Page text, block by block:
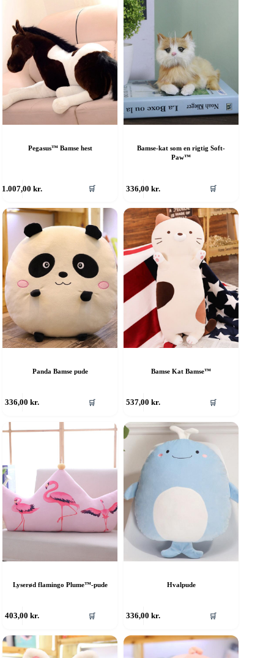
Pegasus™ Bamse hest
1.007,00kr. 🛒
Bamse-kat som en rigtig Soft-
Paw™
336,00kr. 🛒
Panda Bamse pude
336,00kr. 🛒
Bamse Kat Bamse™
537,00kr. 🛒
Lyserød flamingo Plume™-pude
403,00kr. 🛒
Hvalpude
336,00kr. 🛒